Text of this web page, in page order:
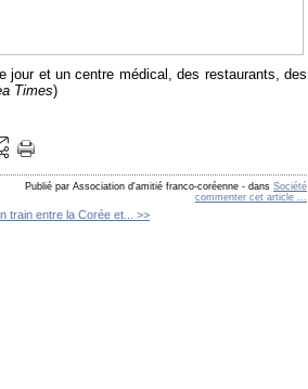
jour et un centre médical, des restaurants, des
Times)
Publié par Association d'amitié franco-coréenne - dans Société
commenter cet article …
train entre la Corée et... >>